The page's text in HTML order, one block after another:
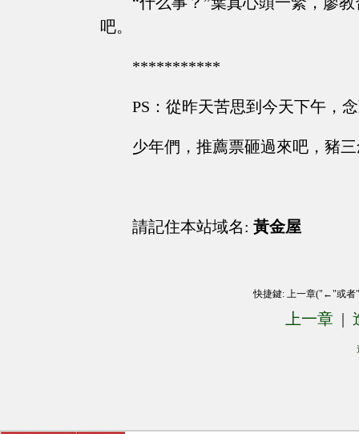
吧。
***********
PS：從昨天苦思到今天下午，
少年們，推薦票砸過來吧，豬
請記住本站域名: 黃金屋
快捷鍵: 上一章("←"或
上一章 |